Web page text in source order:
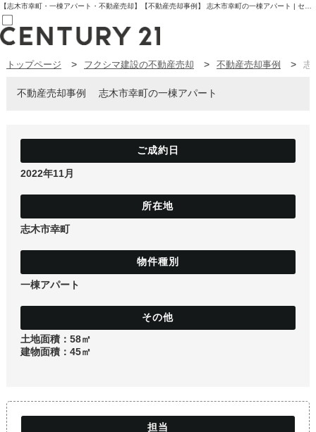
売買部
賃貸部
新規会員登録
お気に入り物件一覧
物件閲覧履歴
物件を探す
条件から探す
学区から探す
新築戸建て
マンション
トップページ フクシマ建設の不動産売却 不動産売却事例 志
不動産売却事例 志木市幸町の一棟アパート
2022年11月
志木市幸町
一棟アパート
土地面積：58㎡
建物面積：45㎡